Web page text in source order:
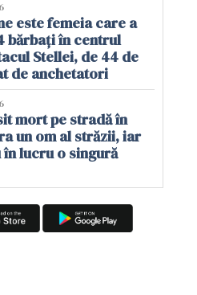
este femeia care a
bărbați în centrul
Stellei, de 44 de
de anchetatori
mort pe stradă în
un om al străzii, iar
lucru o singură